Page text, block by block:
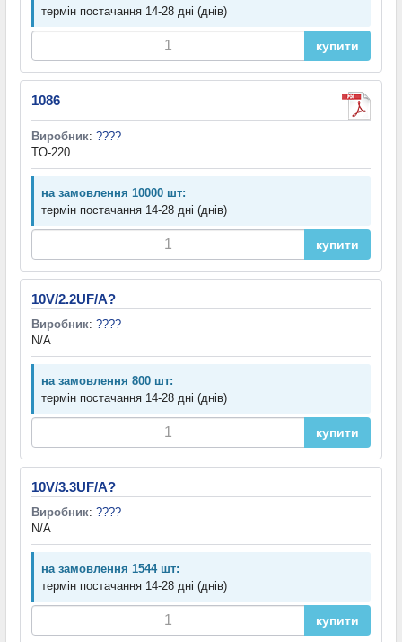
термін постачання 14-28 дні (днів)
купити
1086
Виробник: ????
TO-220
на замовлення 10000 шт:
термін постачання 14-28 дні (днів)
купити
10V/2.2UF/A?
Виробник: ????
N/A
на замовлення 800 шт:
термін постачання 14-28 дні (днів)
купити
10V/3.3UF/A?
Виробник: ????
N/A
на замовлення 1544 шт:
термін постачання 14-28 дні (днів)
купити